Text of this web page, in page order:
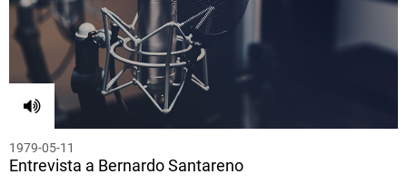
1979-05-11
Entrevista a Bernardo Santareno